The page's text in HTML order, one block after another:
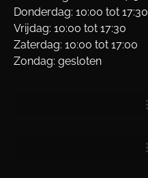
Donderdag: 10:00 tot 17:30
Vrijdag: 10:00 tot 17:30
Zaterdag: 10:00 tot 17:00
Zondag: gesloten